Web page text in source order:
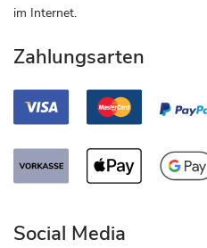
im Internet.
Zahlungsarten
Social Media